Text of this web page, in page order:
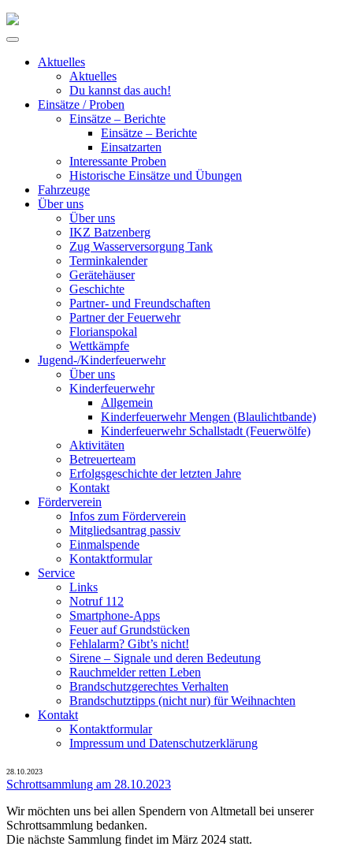
Skip
Primary
Aktuelles
Aktuelles
Du kannst das auch!
Einsätze / Proben
Einsätze – Berichte
Einsätze – Berichte
Einsatzarten
Interessante Proben
Historische Einsätze und Übungen
Fahrzeuge
Über uns
Über uns
IKZ Batzenberg
Zug Wasserversorgung Tank
Terminkalender
Gerätehäuser
Geschichte
Partner- und Freundschaften
Partner der Feuerwehr
Florianspokal
Wettkämpfe
Jugend-/Kinderfeuerwehr
Über uns
Kinderfeuerwehr
Allgemein
Kinderfeuerwehr Mengen (Blaulichtbande)
Kinderfeuerwehr Schallstadt (Feuerwölfe)
Aktivitäten
Betreuerteam
Erfolgsgeschichte der letzten Jahre
Kontakt
Förderverein
Infos zum Förderverein
Mitgliedsantrag passiv
Einmalspende
Kontaktformular
Service
Links
Notruf 112
Smartphone-Apps
Feuer auf Grundstücken
Fehlalarm? Gibt’s nicht!
Sirene – Signale und deren Bedeutung
Rauchmelder retten Leben
Brandschutzgerechtes Verhalten
Brandschutztipps (nicht nur) für Weihnachten
Kontakt
Kontaktformular
Impressum und Datenschutzerklärung
28.10.2023
Schrottsammlung am 28.10.2023
Wir möchten uns bei allen Spendern von Altmetall bei unserer
Schrottsammlung bedanken.
Die nächste Sammlung findet im März 2024 statt.